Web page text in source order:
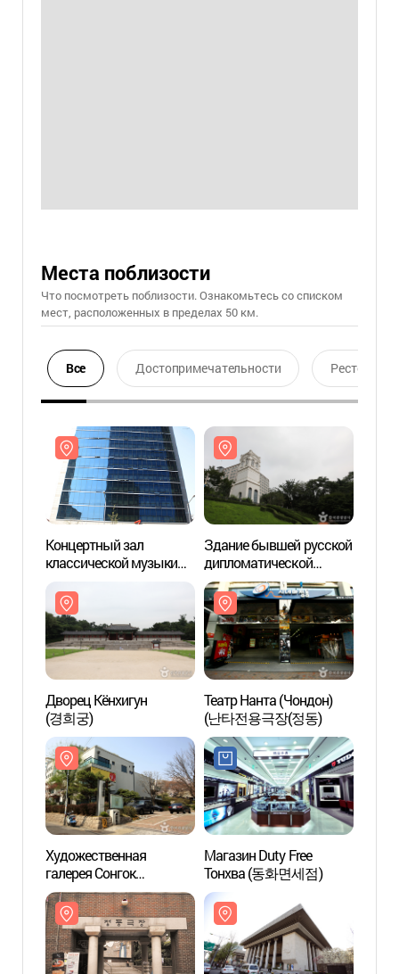
Места поблизости
Что посмотреть поблизости. Ознакомьтесь со списком
мест, расположенных в пределах 50 км.
Все Достопримечательности Ресторан
Концертный зал
классической музыки
Здание бывшей русской
дипломатической
миссии в Корее
Дворец Кёнхигун
(경희궁)
Театр Нанта (Чондон)
(난타전용극장(정동)
Художественная
галерея Сонгок
(성곡미술관)
Магазин Duty Free
Тонхва (동화면세점)